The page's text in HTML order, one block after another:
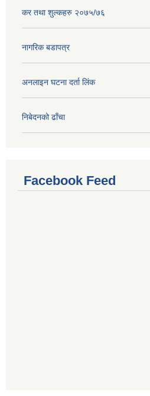
कर तथा शुल्कहरु २०७५/७६
नागरिक बडापत्र
अनलाइन घटना दर्ता लिंक
निबेदनको ढाँचा
Facebook Feed